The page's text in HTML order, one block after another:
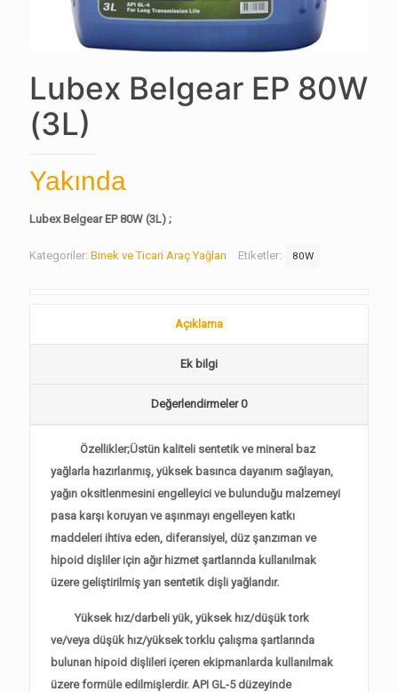
Lubex Belgear EP 80W
(3L)
Yakında
Lubex Belgear EP 80W (3L) ;
Kategoriler: Binek ve Ticari Araç Yağları Etiketler: 80W
Açıklama
Ek bilgi
Değerlendirmeler0
Özellikler;Üstün kaliteli sentetik ve mineral baz
yağlarla hazırlanmış, yüksek basınca dayanım sağlayan,
yağın oksitlenmesini engelleyici ve bulunduğu malzemeyi
pasa karşı koruyan ve aşınmayı engelleyen katkı
maddeleri ihtiva eden, diferansiyel, düz şanzıman ve
hipoid dişliler için ağır hizmet şartlarında kullanılmak
üzere geliştirilmiş yarı sentetik dişli yağlarıdır.
Yüksek hız/darbeli yük, yüksek hız/düşük tork
ve/veya düşük hız/yüksek torklu çalışma şartlarında
bulunan hipoid dişlileri içeren ekipmanlarda kullanılmak
üzere formüle edilmişlerdir. API GL-5 düzeyinde